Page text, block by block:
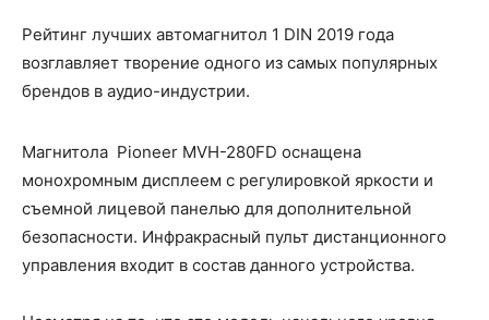
Рейтинг лучших автомагнитол 1 DIN 2019 года
возглавляет творение одного из самых популярных
брендов в аудио-индустрии.
Магнитола Pioneer MVH-280FD оснащена
монохромным дисплеем с регулировкой яркости и
съемной лицевой панелью для дополнительной
безопасности. Инфракрасный пульт дистанционного
управления входит в состав данного устройства.